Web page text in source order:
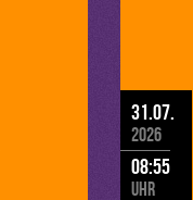
31.07.
2026
08:55
Uhr